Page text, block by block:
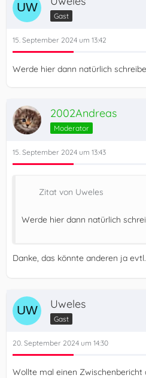
Gast
15. September 2024 um 13:42
Werde hier dann natürlich
2002Andreas
Moderator
15. September 2024 um 13:43
Zitat von Uweles
Werde hier dann natürlich
Danke, das könnte anderen ja
Uweles
Gast
20. September 2024 um 14:30
Wollte mal einen Zwischenbericht